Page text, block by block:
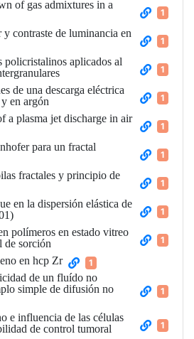
of gas admixtures in a
1
contraste de luminancia en
1
policristalinos aplicados al
1
de una descarga eléctrica
en argón
1
a plasma jet discharge in air
1
para un fractal
1
fractales y principio de
1
en la dispersión elástica de
1
polímeros en estado vitreo
de sorción
1
en hcp Zr 1
de un fluído no
simple de difusión no
1
e influencia de las células
de control tumoral
1